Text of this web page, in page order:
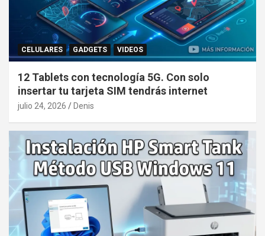
CELULARES GADGETS VIDEOS
12 Tablets con tecnología 5G. Con solo
insertar tu tarjeta SIM tendrás internet
julio 24, 2026 Denis